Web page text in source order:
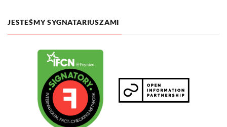
JESTEŚMY SYGNATARIUSZAMI